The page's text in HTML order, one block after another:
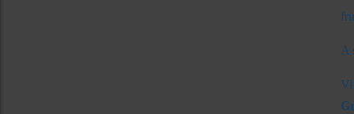
A
Vi